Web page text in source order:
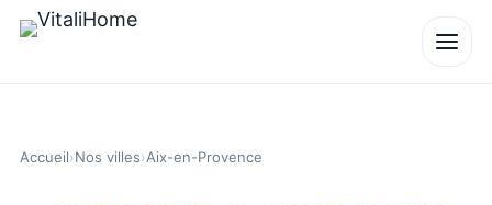
Accueil›Nos villes›Aix-en-Provence